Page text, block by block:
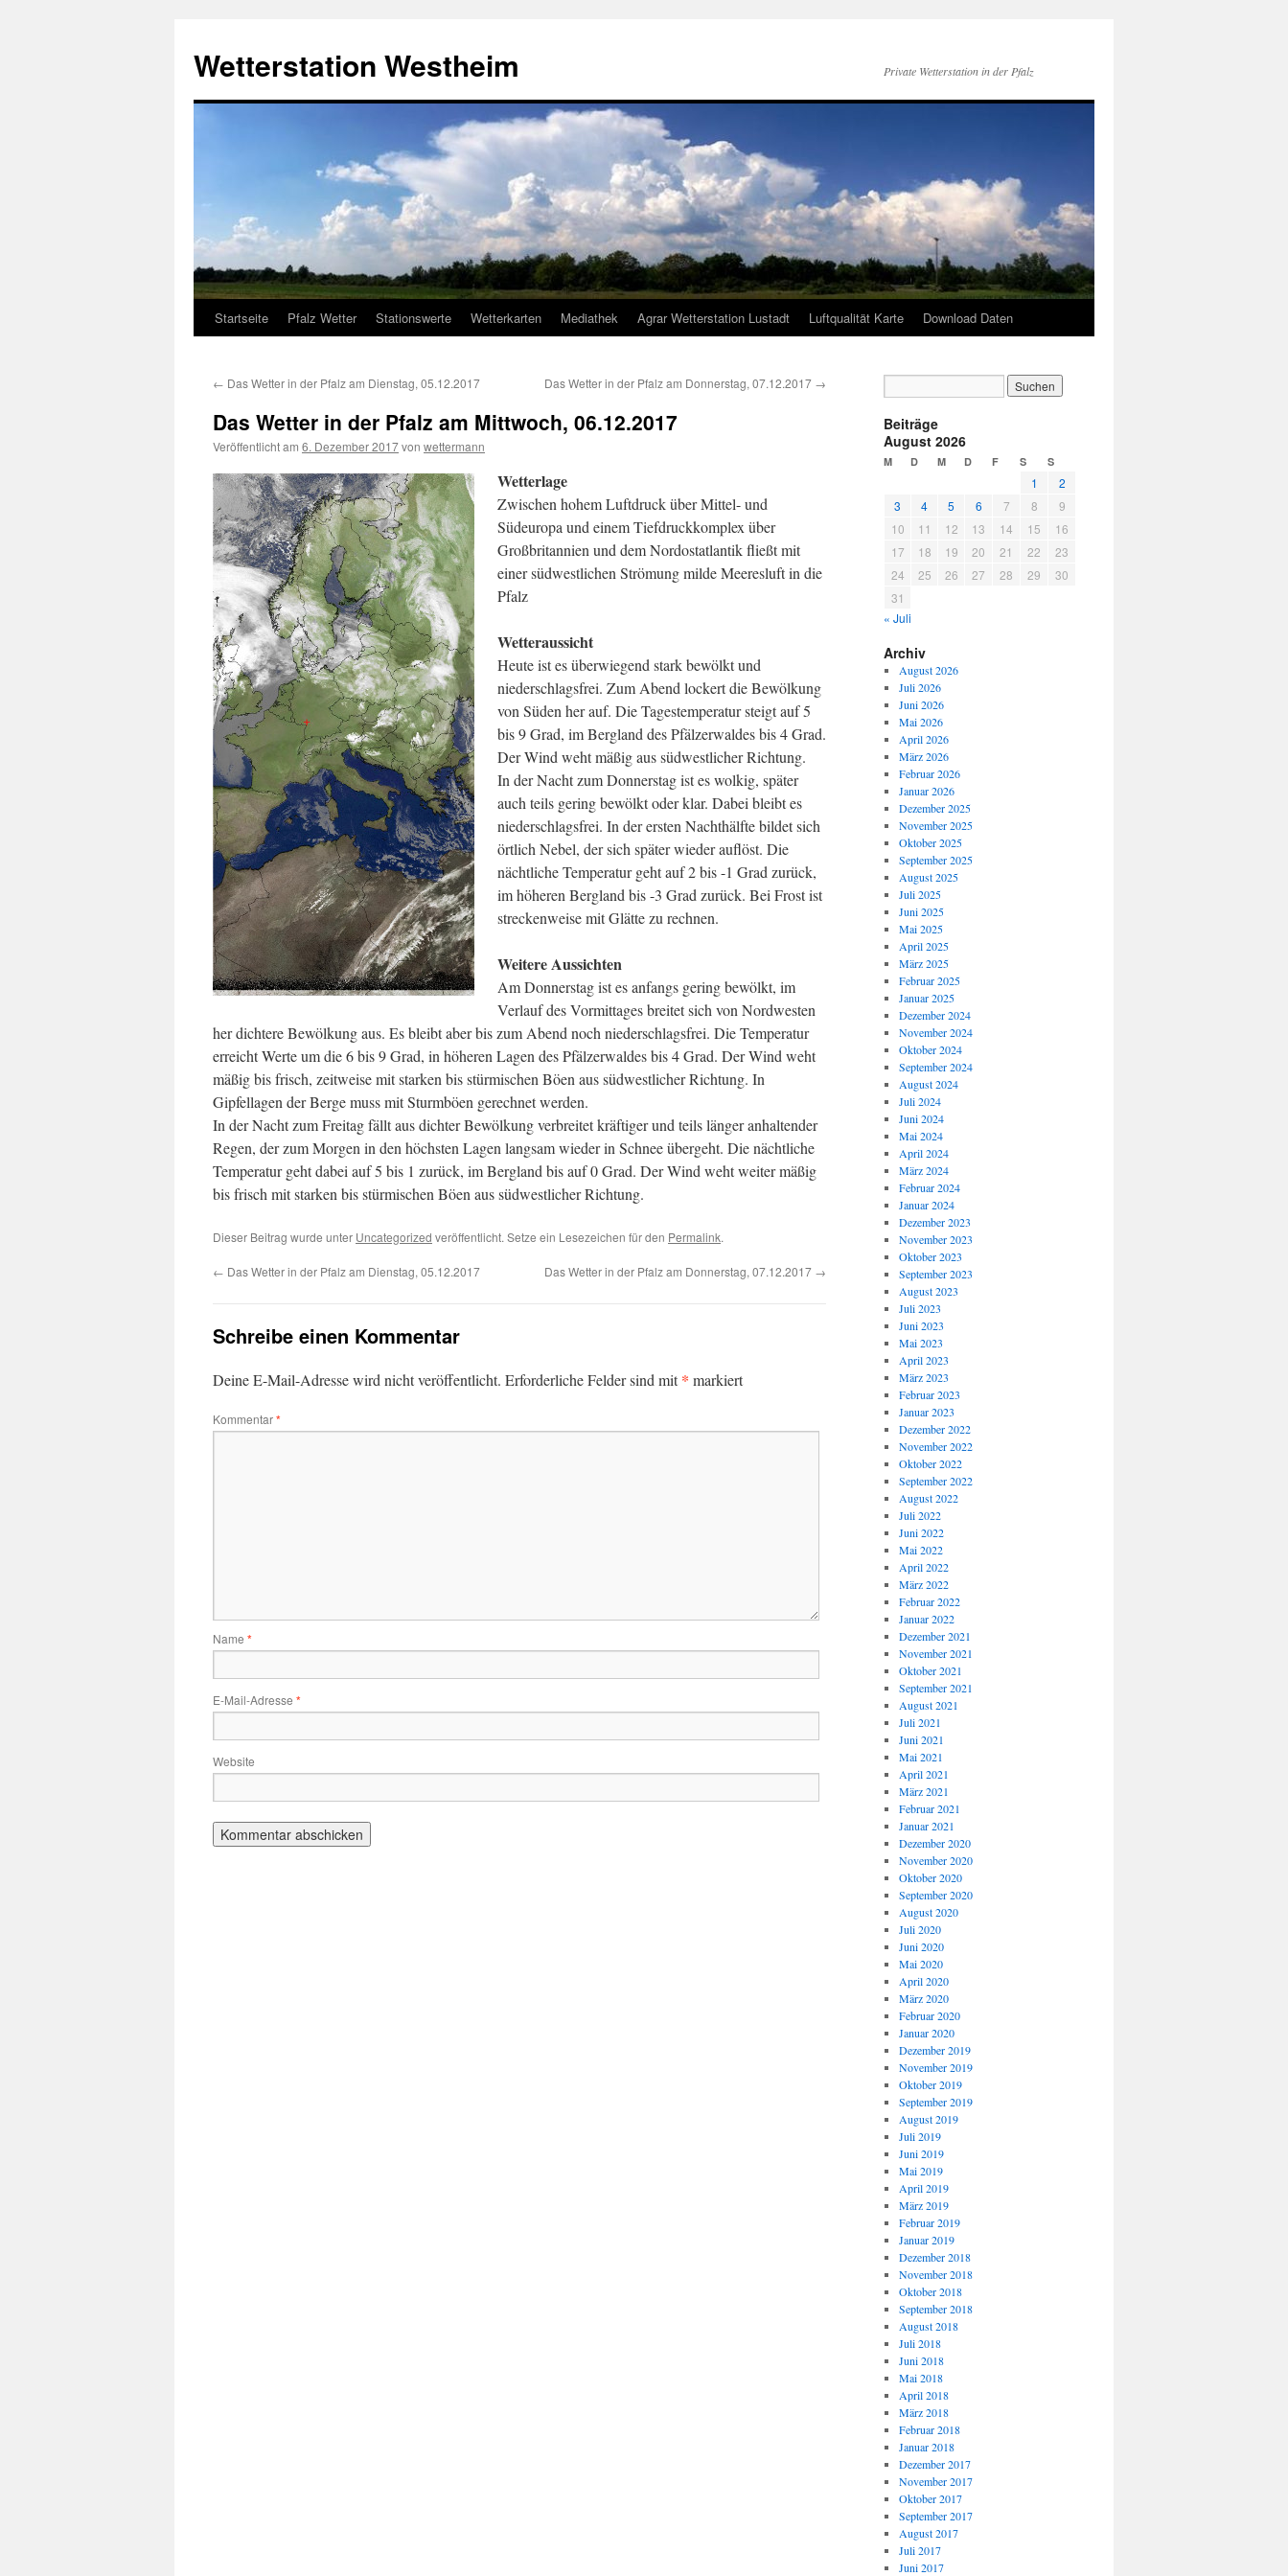
springen
Wetterstation Westheim Private Wetterstation in der Pfalz
Startseite Pfalz Wetter Stationswerte Wetterkarten Mediathek Agrar Wetterstation Lustadt Luftqualität Karte Download Daten
← Das Wetter in der Pfalz am Dienstag, 05.12.2017 Das Wetter in der Pfalz am Donnerstag, 07.12.2017 →
Das Wetter in der Pfalz am Mittwoch, 06.12.2017
Veröffentlicht am 6. Dezember 2017von wettermann
Wetterlage
Zwischen hohem Luftdruck über Mittel- und
Südeuropa und einem Tiefdruckkomplex über
Großbritannien und dem Nordostatlantik fließt mit
einer südwestlichen Strömung milde Meeresluft in die
Pfalz
Wetteraussicht
Heute ist es überwiegend stark bewölkt und
niederschlagsfrei. Zum Abend lockert die Bewölkung
von Süden her auf. Die Tagestemperatur steigt auf 5
bis 9 Grad, im Bergland des Pfälzerwaldes bis 4 Grad.
Der Wind weht mäßig aus südwestlicher Richtung.
In der Nacht zum Donnerstag ist es wolkig, später
auch teils gering bewölkt oder klar. Dabei bleibt es
niederschlagsfrei. In der ersten Nachthälfte bildet sich
örtlich Nebel, der sich später wieder auflöst. Die
nächtliche Temperatur geht auf 2 bis -1 Grad zurück,
im höheren Bergland bis -3 Grad zurück. Bei Frost ist
streckenweise mit Glätte zu rechnen.
Weitere Aussichten
Am Donnerstag ist es anfangs gering bewölkt, im
Verlauf des Vormittages breitet sich von Nordwesten
her dichtere Bewölkung aus. Es bleibt aber bis zum Abend noch niederschlagsfrei. Die Temperatur
erreicht Werte um die 6 bis 9 Grad, in höheren Lagen des Pfälzerwaldes bis 4 Grad. Der Wind weht
mäßig bis frisch, zeitweise mit starken bis stürmischen Böen aus südwestlicher Richtung. In
Gipfellagen der Berge muss mit Sturmböen gerechnet werden.
In der Nacht zum Freitag fällt aus dichter Bewölkung verbreitet kräftiger und teils länger anhaltender
Regen, der zum Morgen in den höchsten Lagen langsam wieder in Schnee übergeht. Die nächtliche
Temperatur geht dabei auf 5 bis 1 zurück, im Bergland bis auf 0 Grad. Der Wind weht weiter mäßig
bis frisch mit starken bis stürmischen Böen aus südwestlicher Richtung.
Dieser Beitrag wurde unter Uncategorized veröffentlicht. Setze ein Lesezeichen für den Permalink.
← Das Wetter in der Pfalz am Dienstag, 05.12.2017 Das Wetter in der Pfalz am Donnerstag, 07.12.2017 →
Schreibe einen Kommentar
Deine E-Mail-Adresse wird nicht veröffentlicht. Erforderliche Felder sind mit* markiert
Kommentar*
Name *
E-Mail-Adresse *
Website
Beiträge
August 2026
M D M D F S S
1
2
3
4 5 6 7 8
9
10
11 12 13 14 15
16
17
18 19 20 21 22
23
24
25 26 27 28 29
30
31
« Juli
Archiv
August 2026
Juli 2026
Juni 2026
Mai 2026
April 2026
März 2026
Februar 2026
Januar 2026
Dezember 2025
November 2025
Oktober 2025
September 2025
August 2025
Juli 2025
Juni 2025
Mai 2025
April 2025
März 2025
Februar 2025
Januar 2025
Dezember 2024
November 2024
Oktober 2024
September 2024
August 2024
Juli 2024
Juni 2024
Mai 2024
April 2024
März 2024
Februar 2024
Januar 2024
Dezember 2023
November 2023
Oktober 2023
September 2023
August 2023
Juli 2023
Juni 2023
Mai 2023
April 2023
März 2023
Februar 2023
Januar 2023
Dezember 2022
November 2022
Oktober 2022
September 2022
August 2022
Juli 2022
Juni 2022
Mai 2022
April 2022
März 2022
Februar 2022
Januar 2022
Dezember 2021
November 2021
Oktober 2021
September 2021
August 2021
Juli 2021
Juni 2021
Mai 2021
April 2021
März 2021
Februar 2021
Januar 2021
Dezember 2020
November 2020
Oktober 2020
September 2020
August 2020
Juli 2020
Juni 2020
Mai 2020
April 2020
März 2020
Februar 2020
Januar 2020
Dezember 2019
November 2019
Oktober 2019
September 2019
August 2019
Juli 2019
Juni 2019
Mai 2019
April 2019
März 2019
Februar 2019
Januar 2019
Dezember 2018
November 2018
Oktober 2018
September 2018
August 2018
Juli 2018
Juni 2018
Mai 2018
April 2018
März 2018
Februar 2018
Januar 2018
Dezember 2017
November 2017
Oktober 2017
September 2017
August 2017
Juli 2017
Juni 2017